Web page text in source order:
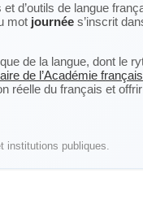
d’outils de langue
mot journée s’inscrit
de la langue, dont le
de l’Académie
réelle du français et
institutions publiques.